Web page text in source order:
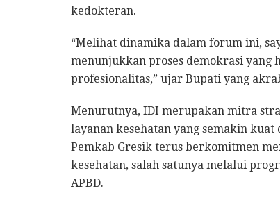
kedokteran.
“Melihat dinamika dalam forum ini,
menunjukkan proses demokrasi yang
profesionalitas,” ujar Bupati yang
Menurutnya, IDI merupakan mitra
layanan kesehatan yang semakin kuat
Pemkab Gresik terus berkomitmen
kesehatan, salah satunya melalui
APBD.